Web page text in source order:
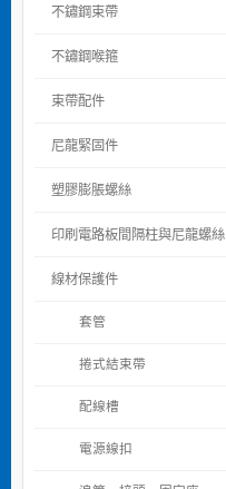
不鏽鋼束帶
不鏽鋼喉箍
束帶配件
尼龍緊固件
塑膠膨脹螺絲
印刷電路板間隔柱與尼龍螺絲
線材保護件
套管
捲式結束帶
配線槽
電源線扣